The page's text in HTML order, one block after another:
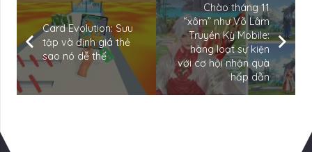
Card Evolution: Sưu
tập và định giá thẻ
sao nó dễ thế
Chào tháng 11
“xôm” như Võ Lâm
Truyền Kỳ Mobile:
hàng loạt sự kiện
với cơ hội nhận quà
hấp dẫn